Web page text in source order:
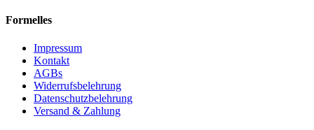
Formelles
Impressum
Kontakt
AGBs
Widerrufsbelehrung
Datenschutzbelehrung
Versand & Zahlung